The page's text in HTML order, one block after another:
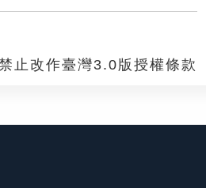
止改作臺灣3.0版授權條款